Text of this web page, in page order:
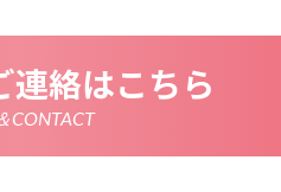
要な安全管理措置を講じます
Cookieを利用しています。
名・メールアドレス・住所・
を無効にすることが可能です。
セス解析ツール「Googleア
連絡はこちら
CONTACT